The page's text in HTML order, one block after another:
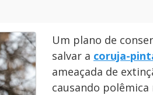
Um plano de
salvar a coruja-
ameaçada de
causando polêmica